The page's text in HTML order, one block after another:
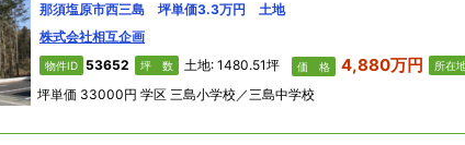
那須塩原市西三島 坪単価3.3万円 土地
株式会社相互企画
物件ID 53652 坪 数 土地: 1480.51坪 価 格 4,880万円 所在
坪単価 33000円 学区 三島小学校／三島中学校